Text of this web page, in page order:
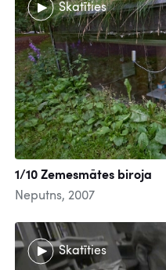
Skatīties
1/10 Zemesmātes biroja
Neputns, 2007
Skatīties